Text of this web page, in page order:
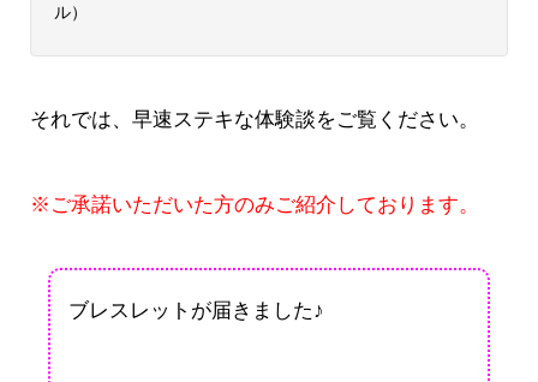
ル）
それでは、早速ステキな体験談をご覧ください。
※ご承諾いただいた方のみご紹介しております。
ブレスレットが届きました♪